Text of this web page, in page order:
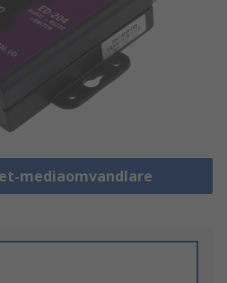
mediaomvandlare